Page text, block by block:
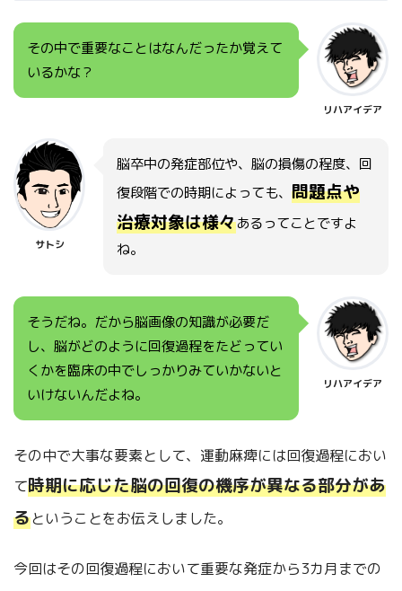
その中で重要なことはなんだったか覚えて
いるかな？
リハアイデア
サトシ
脳卒中の発症部位や、脳の損傷の程度、回
復段階での時期によっても、 問題点や
治療対象は様々あるってことですよ
ね。
そうだね。だから脳画像の知識が必要だ
し、脳がどのように回復過程をたどってい
くかを臨床の中でしっかりみていかないと
いけないんだよね。
リハアイデア
その中で大事な要素として、運動麻痺には回復過程におい
て時期に応じた脳の回復の機序が異なる部分があ
るということをお伝えしました。
今回はその回復過程において重要な発症から3カ月までの